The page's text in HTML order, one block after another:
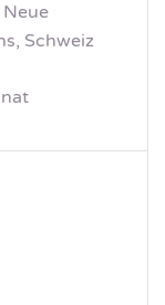
Neue
Schweiz